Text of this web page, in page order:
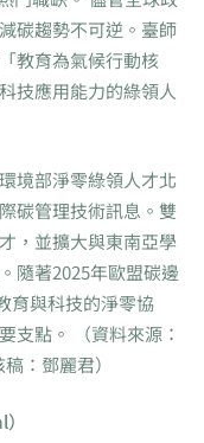
碳趨勢不可逆。臺師
教育為氣候行動核
技應用能力的綠領人
境部淨零綠領人才北
碳管理技術訊息。雙
，並擴大與東南亞學
隨著2025年歐盟碳邊
育與科技的淨零協
支點。 （資料來源：
：鄧麗君）